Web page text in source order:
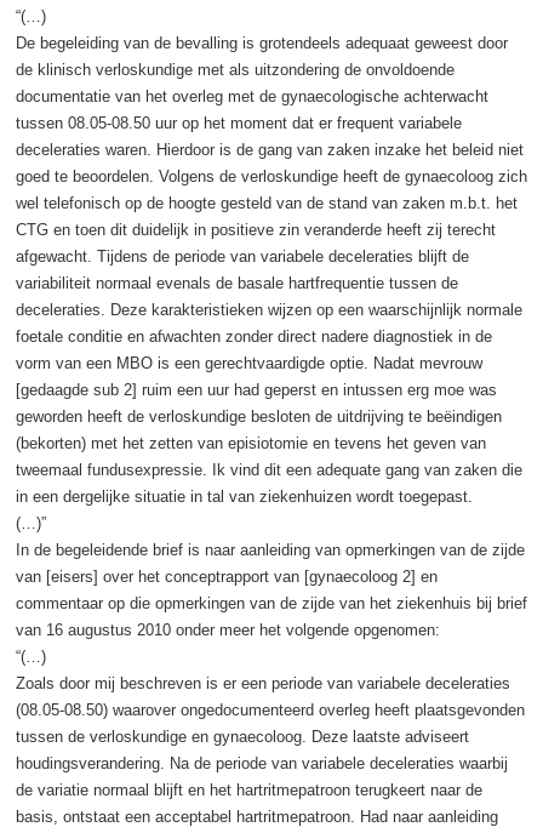
“(…)
De begeleiding van de bevalling is grotendeels adequaat geweest door
de klinisch verloskundige met als uitzondering de onvoldoende
documentatie van het overleg met de gynaecologische achterwacht
tussen 08.05-08.50 uur op het moment dat er frequent variabele
deceleraties waren. Hierdoor is de gang van zaken inzake het beleid niet
goed te beoordelen. Volgens de verloskundige heeft de gynaecoloog zich
wel telefonisch op de hoogte gesteld van de stand van zaken m.b.t. het
CTG en toen dit duidelijk in positieve zin veranderde heeft zij terecht
afgewacht. Tijdens de periode van variabele deceleraties blijft de
variabiliteit normaal evenals de basale hartfrequentie tussen de
deceleraties. Deze karakteristieken wijzen op een waarschijnlijk normale
foetale conditie en afwachten zonder direct nadere diagnostiek in de
vorm van een MBO is een gerechtvaardigde optie. Nadat mevrouw
[gedaagde sub 2] ruim een uur had geperst en intussen erg moe was
geworden heeft de verloskundige besloten de uitdrijving te beëindigen
(bekorten) met het zetten van episiotomie en tevens het geven van
tweemaal fundusexpressie. Ik vind dit een adequate gang van zaken die
in een dergelijke situatie in tal van ziekenhuizen wordt toegepast.
(…)”
In de begeleidende brief is naar aanleiding van opmerkingen van de zijde
van [eisers] over het conceptrapport van [gynaecoloog 2] en
commentaar op die opmerkingen van de zijde van het ziekenhuis bij brief
van 16 augustus 2010 onder meer het volgende opgenomen:
“(…)
Zoals door mij beschreven is er een periode van variabele deceleraties
(08.05-08.50) waarover ongedocumenteerd overleg heeft plaatsgevonden
tussen de verloskundige en gynaecoloog. Deze laatste adviseert
houdingsverandering. Na de periode van variabele deceleraties waarbij
de variatie normaal blijft en het hartritmepatroon terugkeert naar de
basis, ontstaat een acceptabel hartritmepatroon. Had naar aanleiding